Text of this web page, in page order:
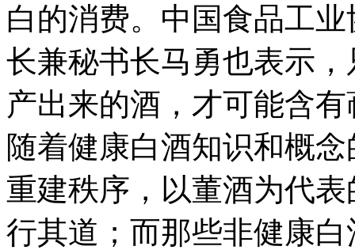
白的消费。中国食品工
长兼秘书长马勇也表示
产出来的酒，才可能含
随着健康白酒知识和概
重建秩序，以董酒为代
行其道；而那些非健康